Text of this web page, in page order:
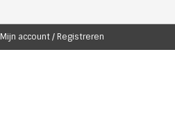
Mijn account / Registreren